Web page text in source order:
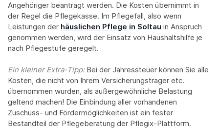
Angehöriger beantragt werden. Die Kosten übernimmt in
der Regel die Pflegekasse. Im Pflegefall, also wenn
Leistungen der häuslichen Pflege in Soltau in Anspruch
genommen werden, wird der Einsatz von Haushaltshilfe je
nach Pflegestufe geregelt.
Ein kleiner Extra-Tipp:‍ Bei der Jahressteuer können Sie alle
Kosten, die nicht von Ihrem Versicherungsträger etc.
übernommen wurden, als außergewöhnliche Belastung
geltend machen! Die Einbindung aller vorhandenen
Zuschuss- und Fördermöglichkeiten ist ein fester
Bestandteil der Pflegeberatung der Pflegix-Plattform.